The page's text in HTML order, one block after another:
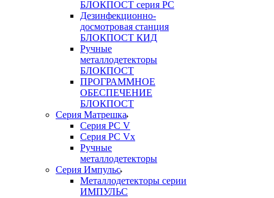
БЛОКПОСТ серия РС
Дезинфекционно-
досмотровая станция
БЛОКПОСТ КИД
Ручные
металлодетекторы
БЛОКПОСТ
ПРОГРАММНОЕ
ОБЕСПЕЧЕНИЕ
БЛОКПОСТ
Серия Матрешка
Серия PC V
Серия PC Vx
Ручные
металлодетекторы
Серия Импульс
Металлодетекторы серии
ИМПУЛЬС